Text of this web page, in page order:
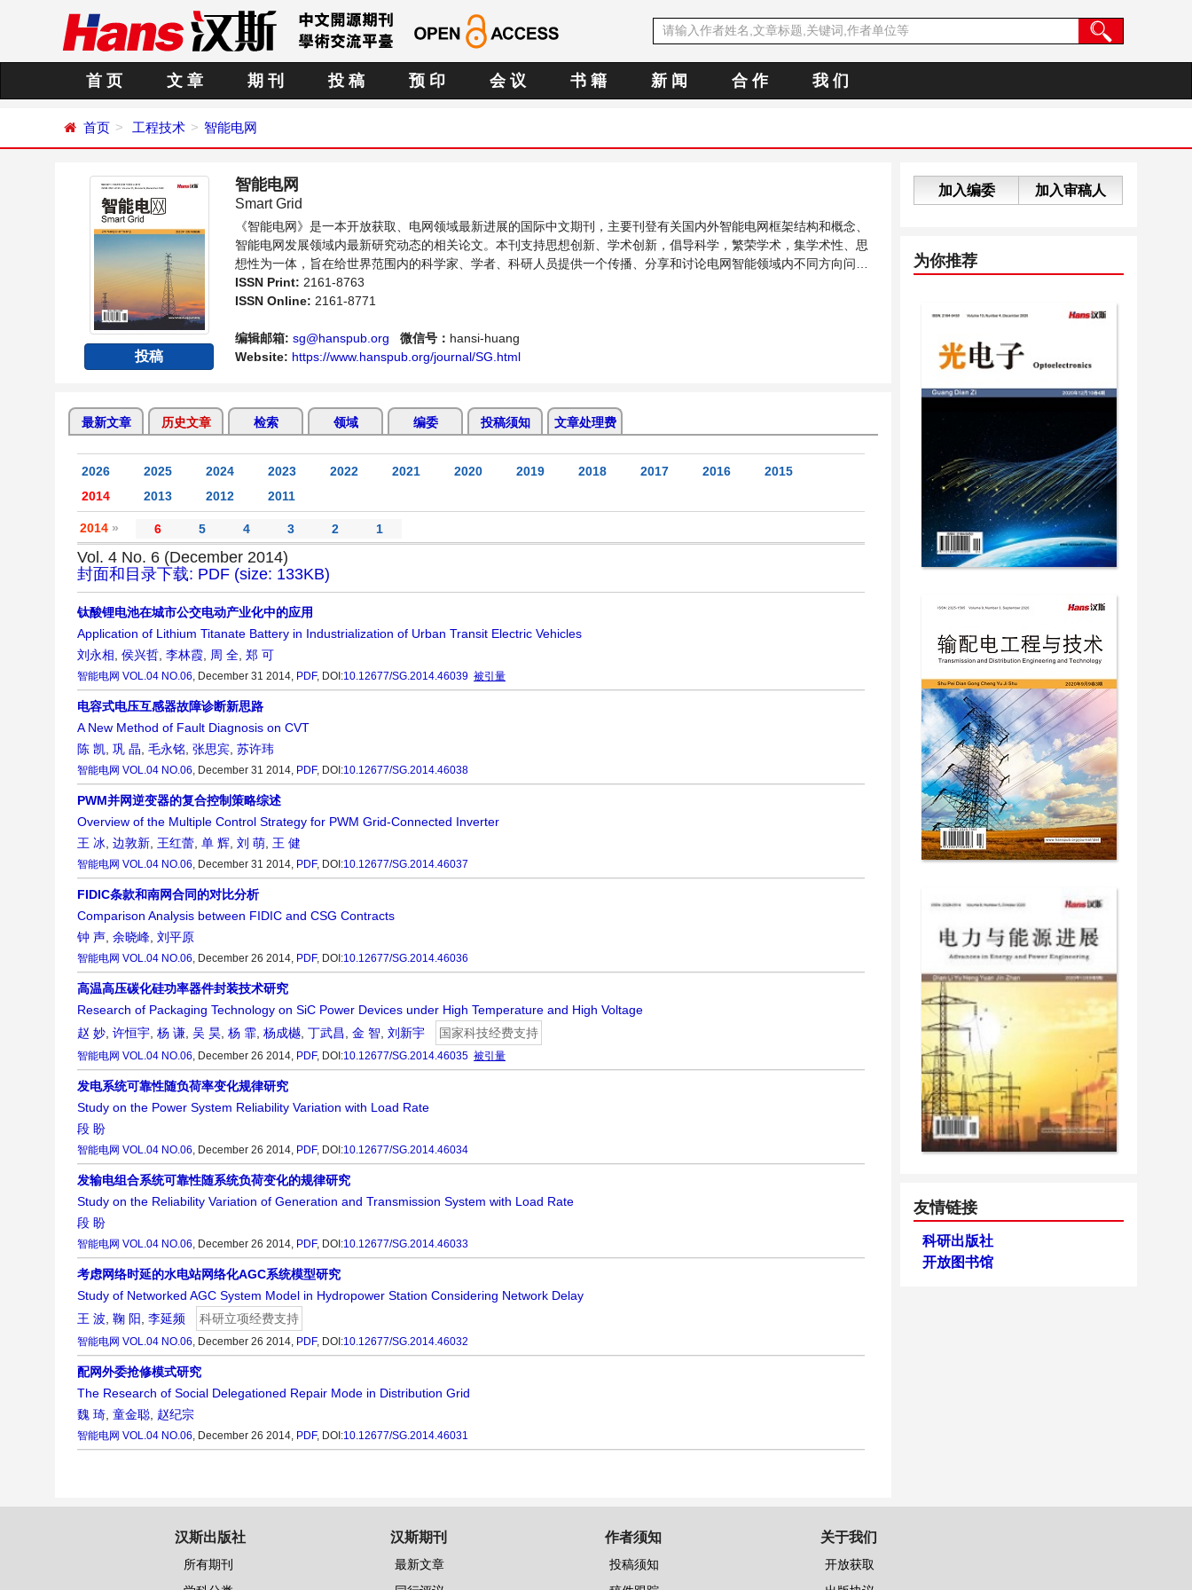
首 页 文 章 期 刊 投 稿 预 印 会 议 书 籍 新 闻 合 作 我 们
首页 工程技术 智能电网
投稿
智能电网
Smart Grid
《智能电网》是一本开放获取、电网领域最新进展的国际中文期刊，主要刊登有关国内外智能电网框架结构和概念、
智能电网发展领域内最新研究动态的相关论文。本刊支持思想创新、学术创新，倡导科学，繁荣学术，集学术性、思
想性为一体，旨在给世界范围内的科学家、学者、科研人员提供一个传播、分享和讨论电网智能领域内不同方向问题
与发展的交流平台。
ISSN Print: 2161-8763
ISSN Online: 2161-8771
编辑邮箱: sg@hanspub.org 微信号： hansi-huang
Website: https://www.hanspub.org/journal/SG.html
最新文章 历史文章 检索 领域 编委 投稿须知 文章处理费
2026 2025 2024 2023 2022 2021 2020 2019 2018 2017 2016
2015
2014
2013 2012 2011
2014 » 6 5 4 3 2 1
Vol. 4 No. 6 (December 2014)
封面和目录下载: PDF (size: 133KB)
钛酸锂电池在城市公交电动产业化中的应用
Application of Lithium Titanate Battery in Industrialization of Urban Transit Electric Vehicles
刘永相, 侯兴哲, 李林霞, 周 全, 郑 可
智能电网 VOL.04 NO.06, December 31 2014, PDF, DOI:10.12677/SG.2014.46039 被引量
电容式电压互感器故障诊断新思路
A New Method of Fault Diagnosis on CVT
陈 凯, 巩 晶, 毛永铭, 张思宾, 苏许玮
智能电网 VOL.04 NO.06, December 31 2014, PDF, DOI:10.12677/SG.2014.46038
PWM并网逆变器的复合控制策略综述
Overview of the Multiple Control Strategy for PWM Grid-Connected Inverter
王 冰, 边敦新, 王红蕾, 单 辉, 刘 萌, 王 健
智能电网 VOL.04 NO.06, December 31 2014, PDF, DOI:10.12677/SG.2014.46037
FIDIC条款和南网合同的对比分析
Comparison Analysis between FIDIC and CSG Contracts
钟 声, 余晓峰, 刘平原
智能电网 VOL.04 NO.06, December 26 2014, PDF, DOI:10.12677/SG.2014.46036
高温高压碳化硅功率器件封装技术研究
Research of Packaging Technology on SiC Power Devices under High Temperature and High Voltage
赵 妙, 许恒宇, 杨 谦, 吴 昊, 杨 霏, 杨成樾, 丁武昌, 金 智, 刘新宇 国家科技经费支持
智能电网 VOL.04 NO.06, December 26 2014, PDF, DOI:10.12677/SG.2014.46035 被引量
发电系统可靠性随负荷率变化规律研究
Study on the Power System Reliability Variation with Load Rate
段 盼
智能电网 VOL.04 NO.06, December 26 2014, PDF, DOI:10.12677/SG.2014.46034
发输电组合系统可靠性随系统负荷变化的规律研究
Study on the Reliability Variation of Generation and Transmission System with Load Rate
段 盼
智能电网 VOL.04 NO.06, December 26 2014, PDF, DOI:10.12677/SG.2014.46033
考虑网络时延的水电站网络化AGC系统模型研究
Study of Networked AGC System Model in Hydropower Station Considering Network Delay
王 波, 鞠 阳, 李延频 科研立项经费支持
智能电网 VOL.04 NO.06, December 26 2014, PDF, DOI:10.12677/SG.2014.46032
配网外委抢修模式研究
The Research of Social Delegationed Repair Mode in Distribution Grid
魏 琦, 童金聪, 赵纪宗
智能电网 VOL.04 NO.06, December 26 2014, PDF, DOI:10.12677/SG.2014.46031
加入编委 加入审稿人
为你推荐
友情链接
科研出版社
开放图书馆
汉斯出版社
所有期刊
汉斯期刊
最新文章
作者须知
投稿须知
关于我们
开放获取